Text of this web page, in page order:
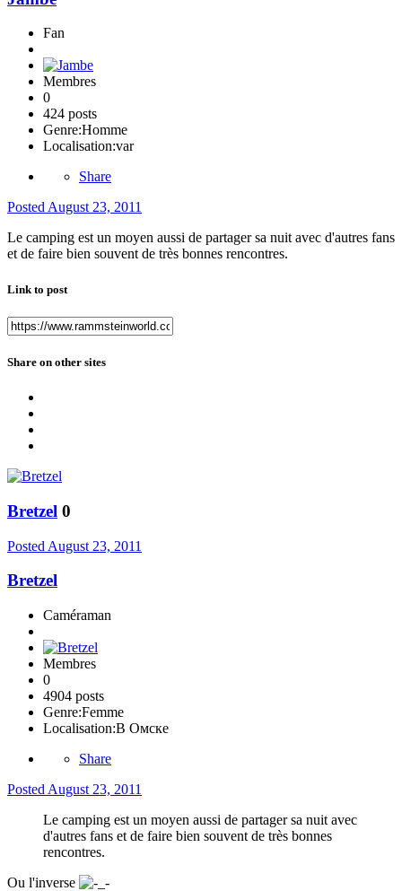
Fan
Membres
0
424 posts
Genre:Homme
Localisation:var
Share
PostedAugust 23, 2011
Le camping est un moyen aussi de partager sa nuit avec d'autres fans
et de faire bien souvent de très bonnes rencontres.
Link to post
Share on other sites
Bretzel 0
Posted August 23, 2011
Bretzel
Caméraman
Membres
0
4904 posts
Genre:Femme
Localisation:В Омске
Share
Posted August 23, 2011
Le camping est un moyen aussi de partager sa nuit avec
d'autres fans et de faire bien souvent de très bonnes
rencontres.
Ou l'inverse